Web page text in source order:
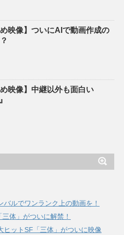
め映像】ついにAIで動画作成の
め映像】中継以外も面白い
バルでワンランク上の動画を！
体」がついに解禁！
ヒットSF「三体」がついに映像